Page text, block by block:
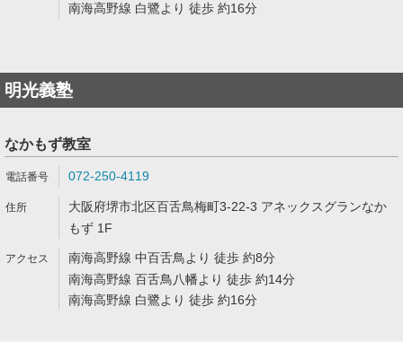
南海高野線 白鷺より 徒歩 約16分
明光義塾
なかもず教室
072-250-4119
大阪府堺市北区百舌鳥梅町3-22-3 アネックスグランなか
もず 1F
南海高野線 中百舌鳥より 徒歩 約8分
南海高野線 百舌鳥八幡より 徒歩 約14分
南海高野線 白鷺より 徒歩 約16分